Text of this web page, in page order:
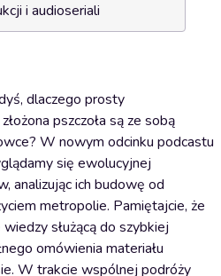
i audioseriali
dlaczego prosty
pszczoła są ze sobą
W nowym odcinku podcastu
się ewolucyjnej
analizując ich budowę od
metropolie. Pamiętajcie, że
służącą do szybkiej
omówienia materiału
W trakcie wspólnej podróży